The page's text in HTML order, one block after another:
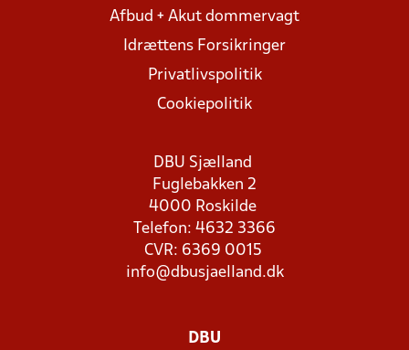
Afbud + Akut dommervagt
Idrættens Forsikringer
Privatlivspolitik
Cookiepolitik
DBU Sjælland
Fuglebakken 2
4000 Roskilde
Telefon: 4632 3366
CVR: 6369 0015
info@dbusjaelland.dk
DBU